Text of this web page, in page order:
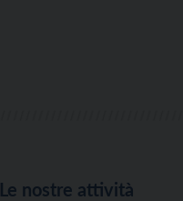
Le nostre attività